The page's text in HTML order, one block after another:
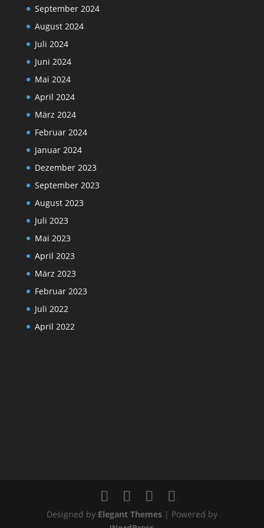
September 2024
August 2024
Juli 2024
Juni 2024
Mai 2024
April 2024
März 2024
Februar 2024
Januar 2024
Dezember 2023
September 2023
August 2023
Juli 2023
Mai 2023
April 2023
März 2023
Februar 2023
Juli 2022
April 2022
Designed by Elegant Themes| Powered by